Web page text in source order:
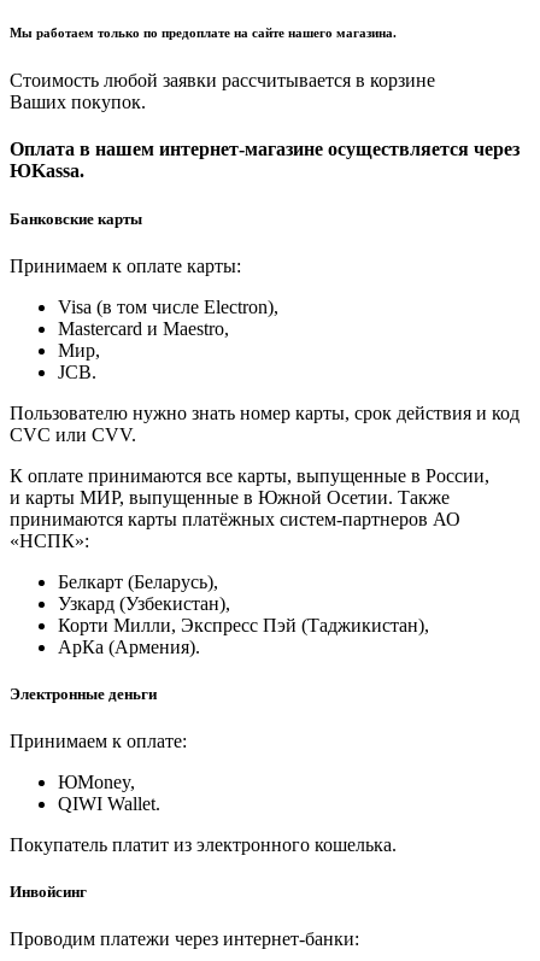
Мы работаем только по предоплате на сайте нашего магазина.
Стоимость любой заявки рассчитывается в корзине
Ваших покупок.
Оплата в нашем интернет-магазине осуществляется через
ЮKassa.
Банковские карты
Принимаем к оплате карты:
Visa (в том числе Electron),
Masterсard и Maestro,
Мир,
JCB.
Пользователю нужно знать номер карты, срок действия и код
CVC или CVV.
К оплате принимаются все карты, выпущенные в России,
и карты МИР, выпущенные в Южной Осетии. Также
принимаются карты платёжных систем-партнеров АО
«НСПК»:
Белкарт (Беларусь),
Узкард (Узбекистан),
Корти Милли, Экспресс Пэй (Таджикистан),
АрКа (Армения).
Электронные деньги
Принимаем к оплате:
ЮMoney,
QIWI Wallet.
Покупатель платит из электронного кошелька.
Инвойсинг
Проводим платежи через интернет-банки: